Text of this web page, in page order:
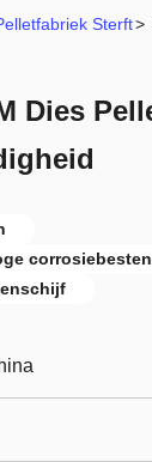
Sterft>
Dies